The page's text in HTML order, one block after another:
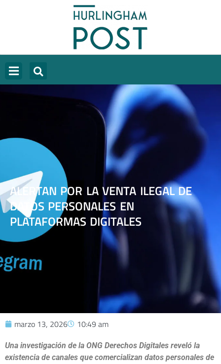
ALERTAN POR LA VENTA ILEGAL DE
DATOS PERSONALES EN
PLATAFORMAS DIGITALES
marzo 13, 2026 10:49 am
Una investigación de la ONG Derechos Digitales reveló la
existencia de canales que comercializan datos personales de